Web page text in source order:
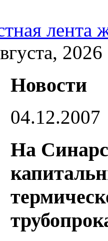
лента
2026
Новости
04.12.2007
На